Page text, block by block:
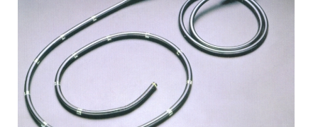
В центре ПК Прометей выполняется ремонт
Ремонт видеоколоноскопов